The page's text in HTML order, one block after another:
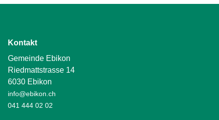
Kontakt
Gemeinde Ebikon
Riedmattstrasse 14
6030 Ebikon
info@ebikon.ch
041 444 02 02